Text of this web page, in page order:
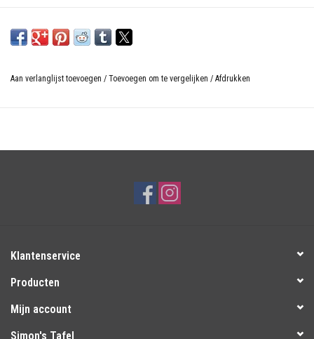
Aan verlanglijst toevoegen / Toevoegen om te vergelijken / Afdrukken
Klantenservice
Producten
Mijn account
Simon's Tafel